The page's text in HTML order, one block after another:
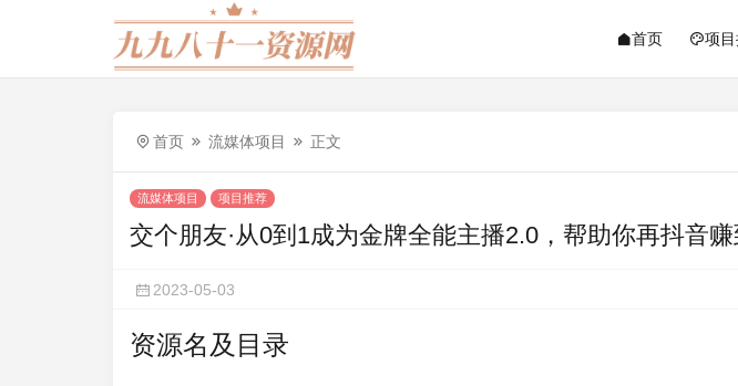
首页 项
首页 流媒体项目 正文
流媒体项目 项目推荐
交个朋友·从0到1成为金牌全能主播2.0，帮助你再抖音
2023-05-03
资源名及目录